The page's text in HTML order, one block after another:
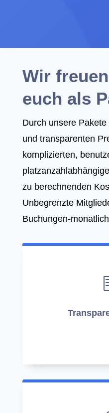
Wir
euch als
Durch unsere
und transparenten
komplizierten,
zu berechnenden
Unbegrenzte
Buchungen-